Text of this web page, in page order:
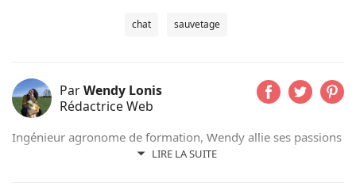
chat sauvetage
ParWendy Lonis
Rédactrice Web
LIRE LA SUITE
Ingénieur agronome de formation, Wendy allie ses passions
pour les mots et les animaux en écrivant pour Pets-dating.